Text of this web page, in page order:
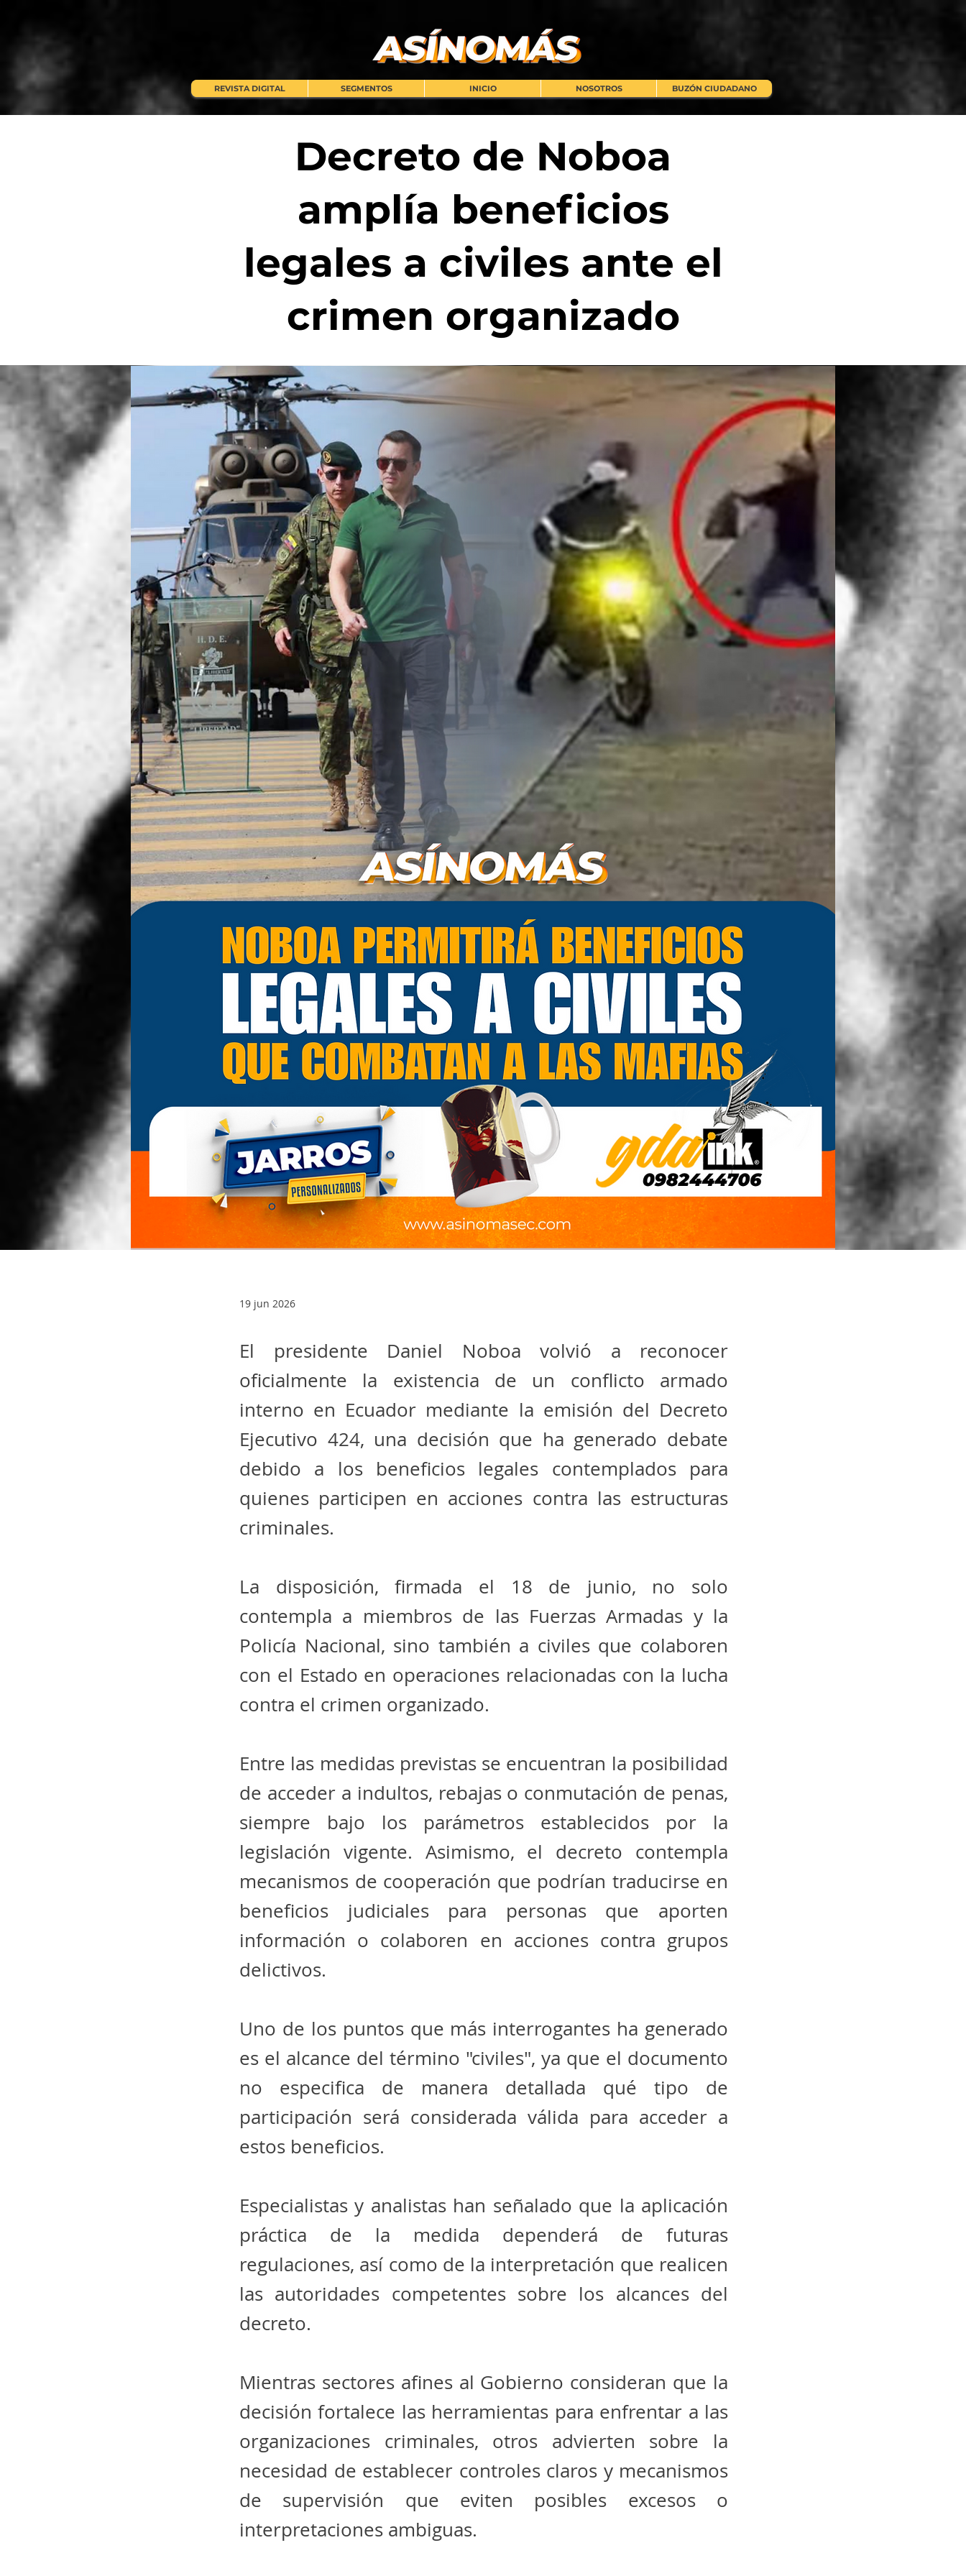
REVISTA DIGITAL SEGMENTOS INICIO NOSOTROS BUZÓN CIUDADANO
Decreto de Noboa
amplía beneficios
legales a civiles ante el
crimen organizado
19 jun 2026
El presidente Daniel Noboa volvió a reconocer
oficialmente la existencia de un conflicto armado
interno en Ecuador mediante la emisión del Decreto
Ejecutivo 424, una decisión que ha generado debate
debido a los beneficios legales contemplados para
quienes participen en acciones contra las estructuras
criminales.
La disposición, firmada el 18 de junio, no solo
contempla a miembros de las Fuerzas Armadas y la
Policía Nacional, sino también a civiles que colaboren
con el Estado en operaciones relacionadas con la lucha
contra el crimen organizado.
Entre las medidas previstas se encuentran la posibilidad
de acceder a indultos, rebajas o conmutación de penas,
siempre bajo los parámetros establecidos por la
legislación vigente. Asimismo, el decreto contempla
mecanismos de cooperación que podrían traducirse en
beneficios judiciales para personas que aporten
información o colaboren en acciones contra grupos
delictivos.
Uno de los puntos que más interrogantes ha generado
es el alcance del término "civiles", ya que el documento
no especifica de manera detallada qué tipo de
participación será considerada válida para acceder a
estos beneficios.
Especialistas y analistas han señalado que la aplicación
práctica de la medida dependerá de futuras
regulaciones, así como de la interpretación que realicen
las autoridades competentes sobre los alcances del
decreto.
Mientras sectores afines al Gobierno consideran que la
decisión fortalece las herramientas para enfrentar a las
organizaciones criminales, otros advierten sobre la
necesidad de establecer controles claros y mecanismos
de supervisión que eviten posibles excesos o
interpretaciones ambiguas.